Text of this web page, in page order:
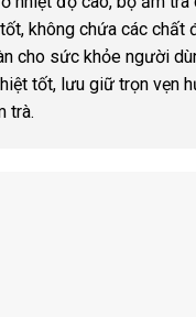
không chứa các chất
cho sức khỏe người
tốt, lưu giữ trọn vẹn
trà.